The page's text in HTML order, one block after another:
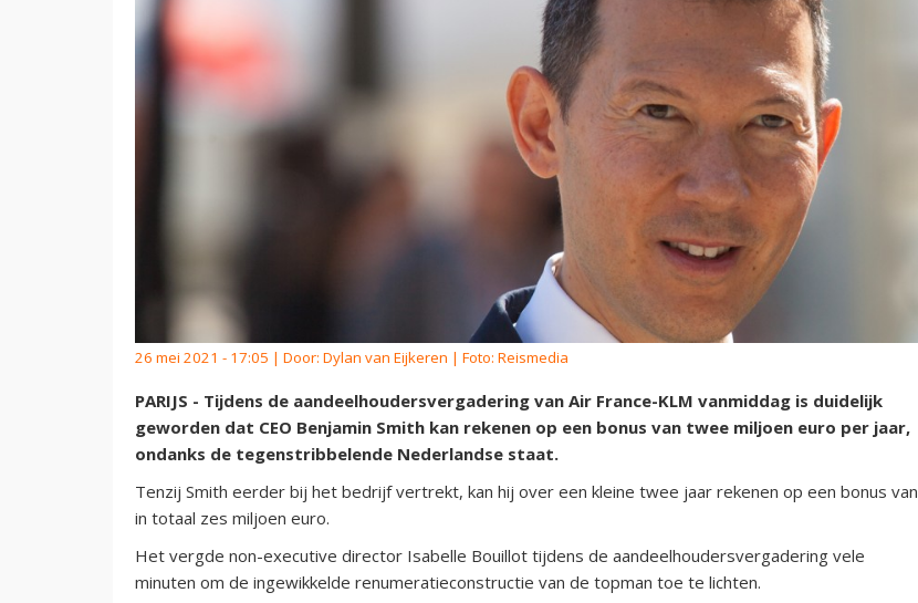
26 mei 2021 - 17:05 | Door: Dylan van Eijkeren | Foto: Reismedia
PARIJS - Tijdens de aandeelhoudersvergadering van Air France-KLM vanmiddag is duidelijk
geworden dat CEO Benjamin Smith kan rekenen op een bonus van twee miljoen euro per jaar,
ondanks de tegenstribbelende Nederlandse staat.
Tenzij Smith eerder bij het bedrijf vertrekt, kan hij over een kleine twee jaar rekenen op een bonus van
in totaal zes miljoen euro.
Het vergde non-executive director Isabelle Bouillot tijdens de aandeelhoudersvergadering vele
minuten om de ingewikkelde renumeratieconstructie van de topman toe te lichten.